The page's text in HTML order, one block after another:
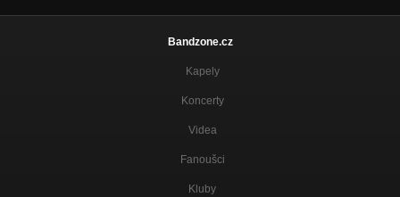
Bandzone.cz
Kapely
Koncerty
Videa
Fanoušci
Kluby